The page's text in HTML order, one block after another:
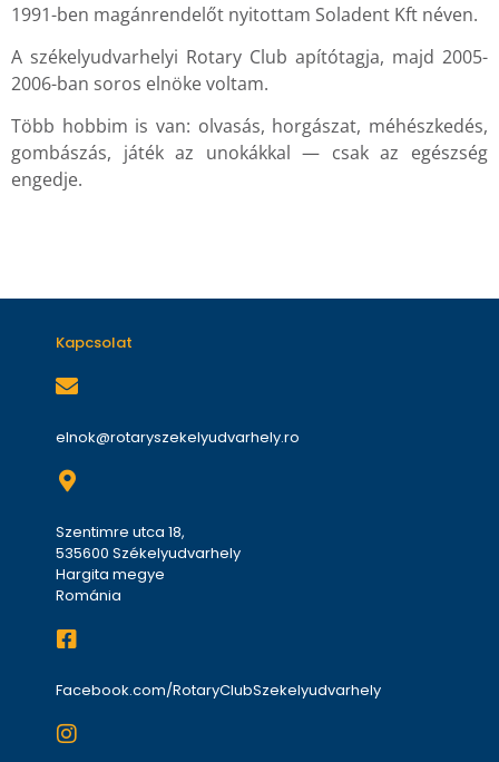
1991-ben magánrendelőt nyitottam Soladent Kft néven.
A székelyudvarhelyi Rotary Club apítótagja, majd 2005-
2006-ban soros elnöke voltam.
Több hobbim is van: olvasás, horgászat, méhészkedés,
gombászás, játék az unokákkal — csak az egészség
engedje.
Kapcsolat
elnok@rotaryszekelyudvarhely.ro
Szentimre utca 18,
535600 Székelyudvarhely
Hargita megye
Románia
Facebook.com/RotaryClubSzekelyudvarhely